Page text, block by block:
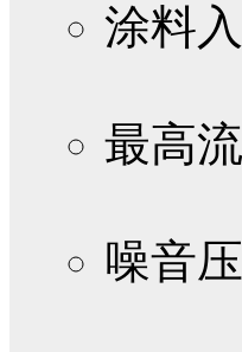
涂料
最高
噪音